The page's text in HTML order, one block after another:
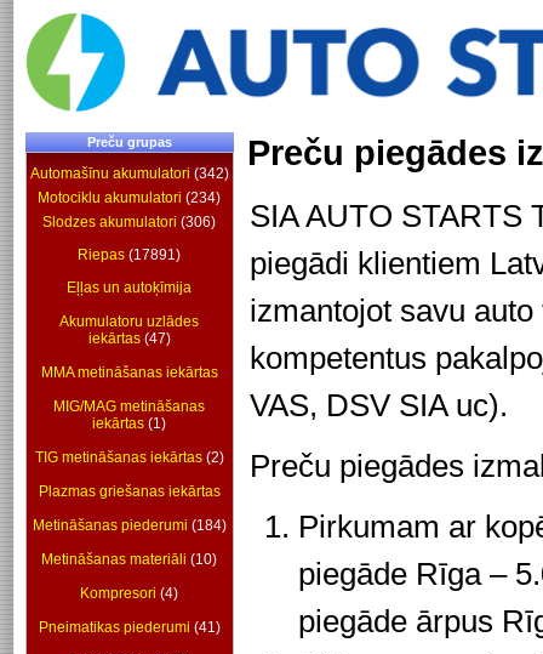
Preču grupas
Automašīnu akumulatori (342)
Motociklu akumulatori (234)
Slodzes akumulatori (306)
Riepas (17891)
Eļļas un autoķīmija
Akumulatoru uzlādes
iekārtas(47)
MMA metināšanas iekārtas
MIG/MAG metināšanas
iekārtas (1)
TIG metināšanas iekārtas(2)
Plazmas griešanas iekārtas
Metināšanas piederumi (184)
Metināšanas materiāli (10)
Kompresori (4)
Pneimatikas piederumi (41)
Preču piegādes
SIA AUTO STARTS
piegādi klientiem
izmantojot savu
kompetentus
VAS, DSV SIA uc).
Preču piegādes
Pirkumam ar
piegāde Rīga –
piegāde ārpus